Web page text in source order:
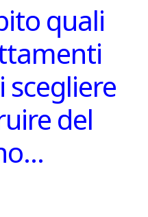
quali
del